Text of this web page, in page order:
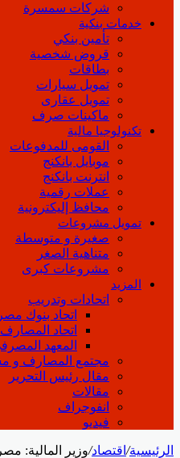
شركات سمسرة
خدمات بنكية
تأمين بنكي
قروض شخصية
بطاقات
تمويل سيارات
تمويل عقارى
ماكينات صرف
تكنولوجيا مالية
القومى للمدفوعات
موبايل بانكنج
انترنت بانكنج
عملات رقمية
محافظ إليكترونية
تمويل مشروعات
صغيرة و متوسطة
متناهية الصغر
مشروعات كبرى
المزيد
اتحادات وتدريب
اتحاد بنوك مصر
اتحاد المصارف
المعهد
مجتمع المصارف و
مقال رئيس التحرير
مقالات
انفوجراف
فيديو
الرئيسية/ اقتصاد/وزير المالية: